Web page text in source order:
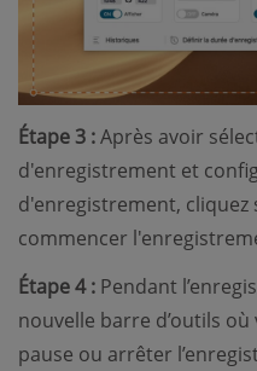
Étape 3 :Après avoir
d'enregistrement et
d'enregistrement, cliquez
commencer
Étape 4 : Pendant
nouvelle barre d’outils
pause ou arrêter